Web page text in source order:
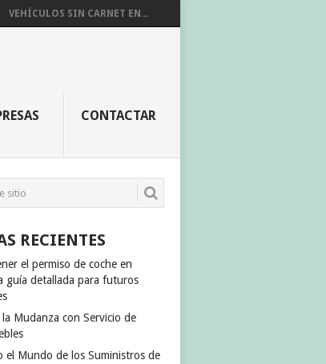
VEHÍCULOS SIN CARNET EN...
CONTACTAR
RECIENTES
el permiso de coche en
guía detallada para futuros
la Mudanza con Servicio de
el Mundo de los Suministros de